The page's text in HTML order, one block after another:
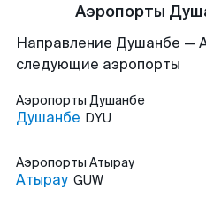
Аэропорты
Направление Душанбе —
следующие аэропорты
Аэропорты Душанбе
Душанбе DYU
Аэропорты Атырау
Атырау GUW